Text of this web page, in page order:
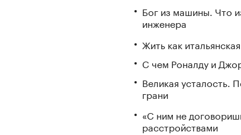
Бог из машины. Что
инженера
Жить как
С чем Роналду и
Великая усталость.
грани
«С ним не
расстройствами